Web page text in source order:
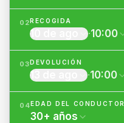
02RECOGIDA
10 de ago ·10:00
03DEVOLUCIÓN
13 de ago ·10:00
04EDAD DEL CONDUCTOR
30+ años